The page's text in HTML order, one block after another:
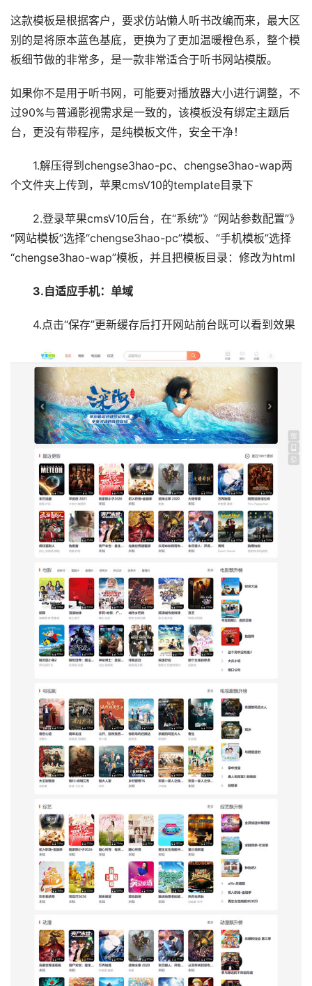
这款模板是根据客户，要求仿站懒人听书改编而来，最大区
别的是将原本蓝色基底，更换为了更加温暖橙色系，整个模
板细节做的非常多，是一款非常适合于听书网站模版。
如果你不是用于听书网，可能要对播放器大小进行调整，不
过90%与普通影视需求是一致的，该模板没有绑定主题后
台，更没有带程序，是纯模板文件，安全干净！
1.解压得到chengse3hao-pc、chengse3hao-wap两
个文件夹上传到，苹果cmsV10的template目录下
2.登录苹果cmsV10后台，在“系统”》“网站参数配置”》
“网站模板”选择“chengse3hao-pc”模板、“手机模板”选择
“chengse3hao-wap”模板，并且把模板目录：修改为html
3.自适应手机：单域
4.点击“保存”更新缓存后打开网站前台既可以看到效果